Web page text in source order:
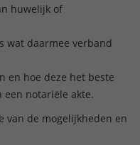
huwelijk of
wat daarmee verband
en hoe deze het beste
een notariële akte.
van de mogelijkheden en